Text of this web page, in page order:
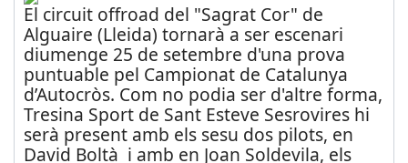
El circuit offroad del "Sagrat Cor" de
Alguaire (Lleida) tornarà a ser escenari
diumenge 25 de setembre d'una prova
puntuable pel Campionat de Catalunya
d’Autocròs. Com no podia ser d'altre forma,
Tresina Sport de Sant Esteve Sesrovires hi
serà present amb els sesu dos pilots, en
David Boltà i amb en Joan Soldevila, els